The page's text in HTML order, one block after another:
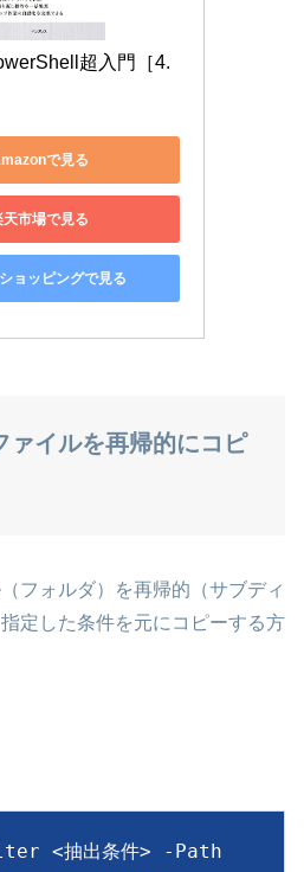
超入門［4.
で見る
天市場で見る
ョッピングで見る
ァイルを再帰的にコピ
フォルダ）を再帰的（サブディ
定した条件を元にコピーする方
<抽出条件> -Path